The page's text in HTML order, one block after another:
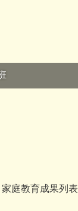
家庭教育成果列表